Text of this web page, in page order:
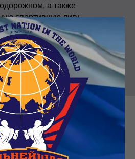
а также
спортивную лигу